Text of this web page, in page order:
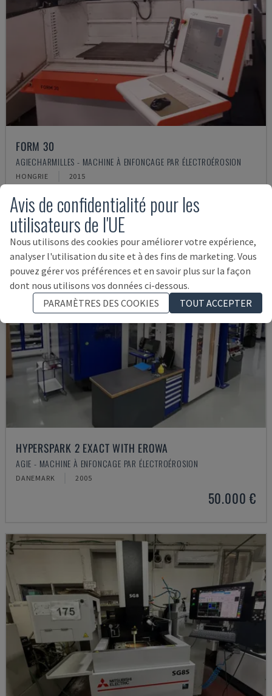
FORM 30
AGIECHARMILLES - MACHINE À ENFONÇAGE PAR ÉLECTROÉROSION
HONGRIE 2015
HYPERSPARK 2 EXACT WITH EROWA
AGIE - MACHINE À ENFONÇAGE PAR ÉLECTROÉROSION
DANEMARK 2005
50.000 €
Avis de confidentialité pour les
utilisateurs de l'UE
Nous utilisons des cookies pour améliorer votre expérience,
analyser l'utilisation du site et à des fins de marketing. Vous
pouvez gérer vos préférences et en savoir plus sur la façon
dont nous utilisons vos données ci-dessous.
PARAMÈTRES DES COOKIES
TOUT ACCEPTER